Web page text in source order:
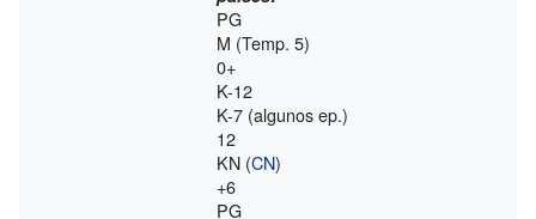
PG
M (Temp. 5)
0+
K-12
K-7 (algunos ep.)
12
KN (CN)
+6
PG